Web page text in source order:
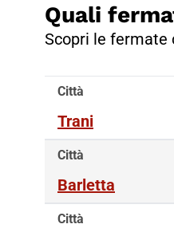
Quali
Scopri le fermate
Città
Trani
Città
Barletta
Città